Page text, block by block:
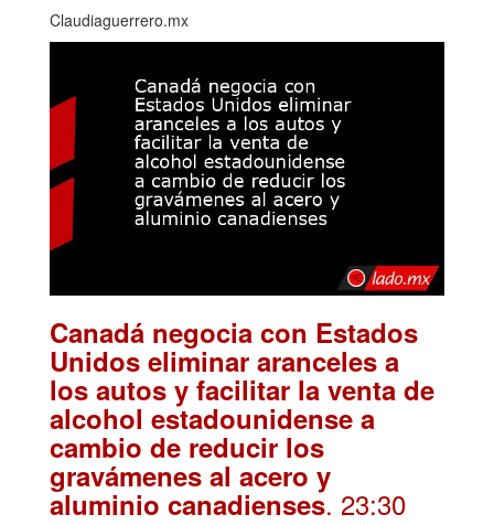
Claudiaguerrero.mx
Canadá negocia con Estados
Unidos eliminar aranceles a
los autos y facilitar la venta de
alcohol estadounidense a
cambio de reducir los
gravámenes al acero y
aluminio canadienses. 23:30